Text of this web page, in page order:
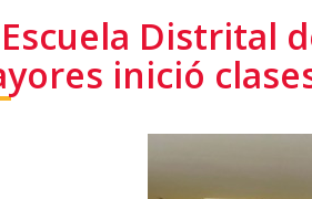
Escuela Distrital
inició